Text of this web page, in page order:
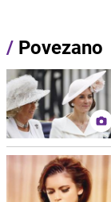
/ Povezano